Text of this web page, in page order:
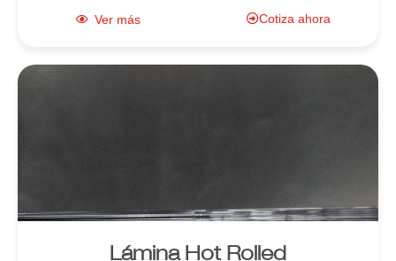
Ver más Cotiza ahora
Lámina Hot Rolled